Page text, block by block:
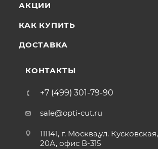
АКЦИИ
КАК КУПИТЬ
ДОСТАВКА
КОНТАКТЫ
+7 (499) 301-79-90
sale@opti-cut.ru
111141, г. Москва,ул.
20А, офис В-315